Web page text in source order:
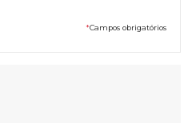
*Campos obrigatórios